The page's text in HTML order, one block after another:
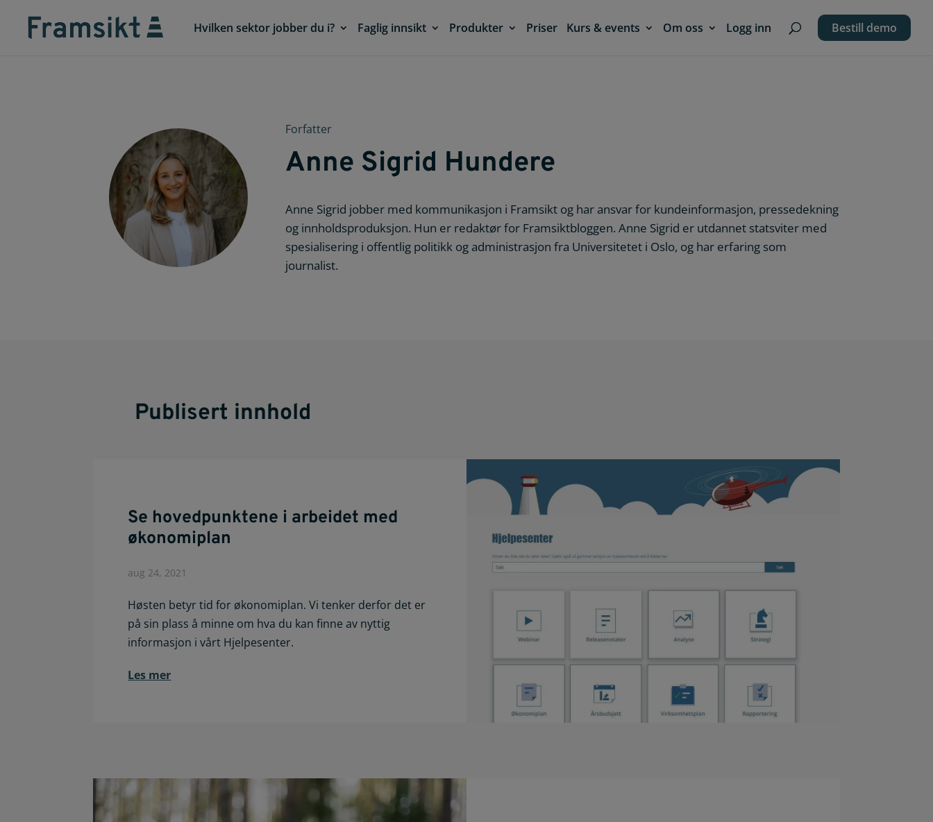
Hvilken sektor jobber du i? Faglig innsikt Produkter Priser Kurs & events Om oss Logg inn Bestill demo
Forfatter
Anne Sigrid Hundere
Anne Sigrid jobber med kommunikasjon i Framsikt og har ansvar for kundeinformasjon, pressedekning
og innholdsproduksjon. Hun er redaktør for Framsiktbloggen. Anne Sigrid er utdannet statsviter med
spesialisering i offentlig politikk og administrasjon fra Universitetet i Oslo, og har erfaring som
journalist.
Publisert innhold
Se hovedpunktene i arbeidet med
økonomiplan
aug 24, 2021
Høsten betyr tid for økonomiplan. Vi tenker derfor det er
på sin plass å minne om hva du kan finne av nyttig
informasjon i vårt Hjelpesenter.
Les mer